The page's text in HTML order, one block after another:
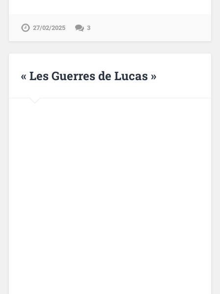
27/02/2025 3
« Les Guerres de Lucas »